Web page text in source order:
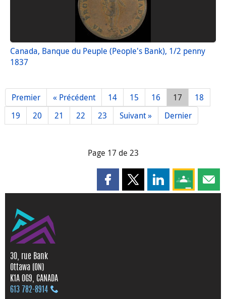
Canada, Banque du Peuple (People's Bank), 1/2 penny
1837
Premier « Précédent 14 15 16 17
18
19
20 21 22 23 Suivant » Dernier
Page 17 de 23
Partager cette page sur
Partager cette page sur X
Partager cette
Partagez
30, rue Bank
Ottawa (ON)
K1A 0G9, CANADA
613 782‑8914